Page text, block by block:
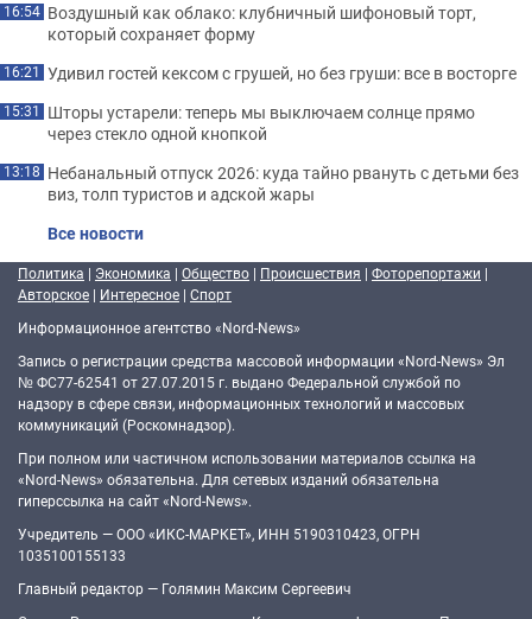
16:54 Воздушный как облако: клубничный шифоновый торт,
который сохраняет форму
16:21 Удивил гостей кексом с грушей, но без груши: все в восторге
15:31 Шторы устарели: теперь мы выключаем солнце прямо
через стекло одной кнопкой
13:18 Небанальный отпуск 2026: куда тайно рвануть с детьми без
виз, толп туристов и адской жары
Все новости
Политика | Экономика | Общество | Происшествия | Фоторепортажи |
Авторское | Интересное | Спорт
Информационное агентство «Nord-News»
Запись о регистрации средства массовой информации «Nord-News» Эл
№ ФС77-62541 от 27.07.2015 г. выдано Федеральной службой по
надзору в сфере связи, информационных технологий и массовых
коммуникаций (Роскомнадзор).
При полном или частичном использовании материалов ссылка на
«Nord-News» обязательна. Для сетевых изданий обязательна
гиперссылка на сайт «Nord-News».
Учредитель — ООО «ИКС-МАРКЕТ», ИНН 5190310423, ОГРН
1035100155133
Главный редактор — Голямин Максим Сергеевич